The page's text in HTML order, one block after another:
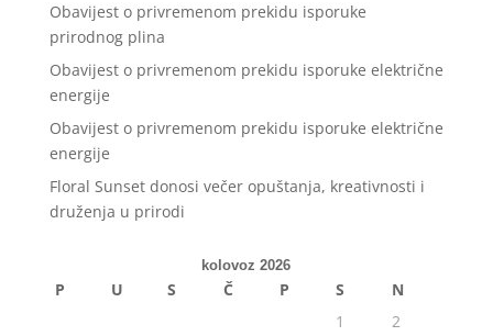
Obavijest o privremenom prekidu isporuke
prirodnog plina
Obavijest o privremenom prekidu isporuke električne
energije
Obavijest o privremenom prekidu isporuke električne
energije
Floral Sunset donosi večer opuštanja, kreativnosti i
druženja u prirodi
kolovoz 2026
P U S Č P S
N
1
2